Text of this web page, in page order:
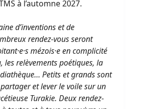
à l’automne 2027.
d’inventions et de
rendez-vous seront
mézois·e en complicité
les relèvements poétiques, la
Petits et grands sont
partager et lever le voile sur un
Turakie. Deux rendez-